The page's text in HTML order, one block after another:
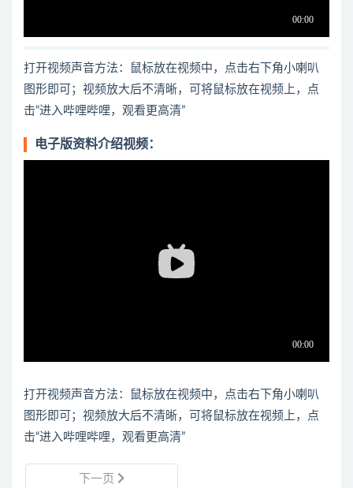
打开视频声音方法：鼠标放在视频中，点击右下角小喇叭
图形即可；视频放大后不清晰，可将鼠标放在视频上，点
击“进入哔哩哔哩，观看更高清”
电子版资料介绍视频：
打开视频声音方法：鼠标放在视频中，点击右下角小喇叭
图形即可；视频放大后不清晰，可将鼠标放在视频上，点
击“进入哔哩哔哩，观看更高清”
下一页